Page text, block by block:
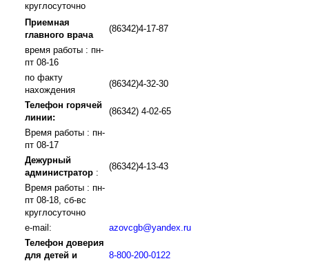
круглосуточно
Приемная
главного врача
(86342)4-17-87
время работы : пн-
пт 08-16
по факту
нахождения
(86342)4-32-30
Телефон горячей
линии:
(86342) 4-02-65
Время работы : пн-
пт 08-17
Дежурный
администратор :
(86342)4-13-43
Время работы : пн-
пт 08-18, сб-вс
круглосуточно
e-mail:
azovcgb@yandex.ru
Телефон доверия
для детей и
8-800-200-0122